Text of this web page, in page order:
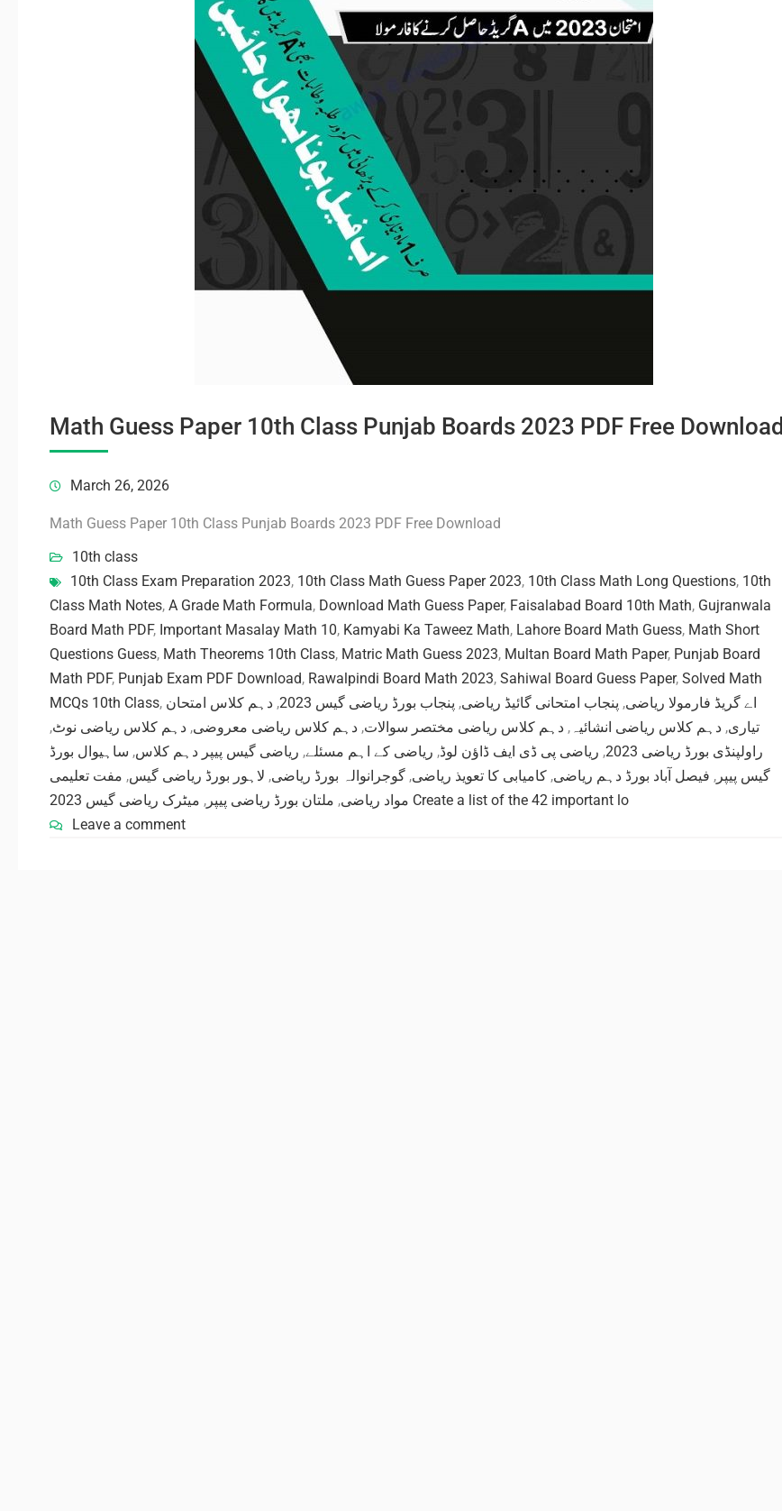
Math Guess Paper 10th Class Punjab Boards 2023 PDF Free Download
March 26, 2026
Math Guess Paper 10th Class Punjab Boards 2023 PDF Free Download
10th class
10th Class Exam Preparation 2023, 10th Class Math Guess Paper 2023, 10th Class Math Long Questions, 10th
Class Math Notes, A Grade Math Formula, Download Math Guess Paper, Faisalabad Board 10th Math, Gujranwala
Board Math PDF, Important Masalay Math 10, Kamyabi Ka Taweez Math, Lahore Board Math Guess, Math Short
Questions Guess, Math Theorems 10th Class, Matric Math Guess 2023, Multan Board Math Paper, Punjab Board
Math PDF, Punjab Exam PDF Download, Rawalpindi Board Math 2023, Sahiwal Board Guess Paper, Solved Math
MCQs 10th Class, اے گریڈ فارمولا ریاضی, پنجاب امتحانی گائیڈ ریاضی, پنجاب بورڈ ریاضی گیس 2023 , دہم کلاس امتحان
تیاری, دہم کلاس ریاضی انشائیہ , دہم کلاس ریاضی مختصر سوالات, دہم کلاس ریاضی معروضی, دہم کلاس ریاضی نوٹ,
راولپنڈی بورڈ ریاضی 2023
, ریاضی پی ڈی ایف ڈاؤن لوڈ, ریاضی کے اہم مسئلے, ریاضی گیس پیپر دہم کلاس, ساہیوال بورڈ
گیس پیپر , فیصل آباد بورڈ دہم ریاضی, کامیابی کا تعویذ ریاضی, گوجرانوالہ بورڈ ریاضی, لاہور بورڈ ریاضی گیس, مفت تعلیمی
مواد ریاضی, ملتان بورڈ ریاضی پیپر ,
میٹرک ریاضی گیس 2023 Create a list of the 42 important lo
Leave a comment